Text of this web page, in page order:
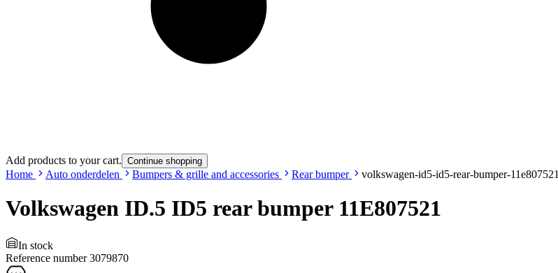
Add products to your cart. Continue shopping
Home Auto onderdelen Bumpers & grille and accessories Rear bumper volkswagen-id5-id5-rear-bumper-11e807521
Volkswagen ID.5 ID5 rear bumper 11E807521
In stock
Reference number 3079870